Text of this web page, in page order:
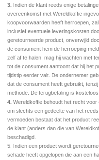
3. Indien de klant reeds enige
overeenkomst met Wereldkoffie
koopvoorwaarden heeft herroepen,
inclusief eventuele leveringskosten
geretourneerde product, onverwijld
de consument hem de herroeping
zelf af te halen, mag hij wachten met
tot de consument aantoont dat hij het
tijdstip eerder valt. De ondernemer
dat de consument heeft gebruikt,
methode. De terugbetaling is
4. Wereldkoffie behoudt het recht
om slechts een gedeelte van het
vermoeden bestaat dat het product
de klant (anders dan die van
beschadigd.
5.
Indien een product wordt
schade heeft opgelopen die aan een